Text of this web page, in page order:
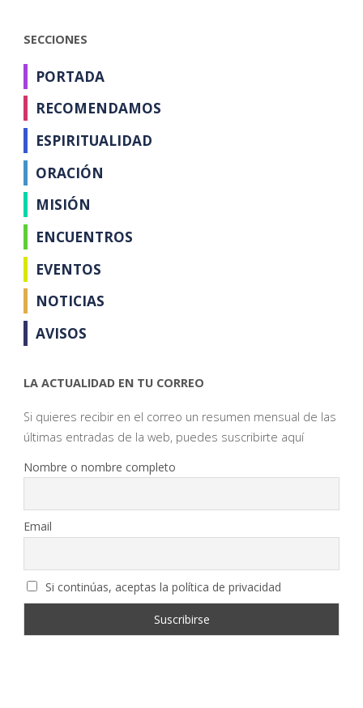
SECCIONES
PORTADA
RECOMENDAMOS
ESPIRITUALIDAD
ORACIÓN
MISIÓN
ENCUENTROS
EVENTOS
NOTICIAS
AVISOS
LA ACTUALIDAD EN TU CORREO
Si quieres recibir en el correo un resumen mensual de las
últimas entradas de la web, puedes suscribirte aquí
Nombre o nombre completo
Email
Si continúas, aceptas la política de privacidad